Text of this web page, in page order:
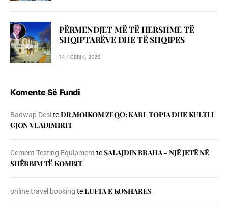
PËRMENDJET MË TË HERSHME TË
SHQIPTARËVE DHE TË SHQIPES
14 KORRIK, 2026
Komente Së Fundi
Badwap DesiteDR.MOIKOM ZEQO: KARL TOPIA DHE KULTI I
GJON VLADIMIRIT
Cement Testing Equipment teSALAJDIN BRAHA – NJЁ JETЁ NЁ
SHЁRBIM TЁ KOMBIT
online travel booking teLUFTA E KOSHARES